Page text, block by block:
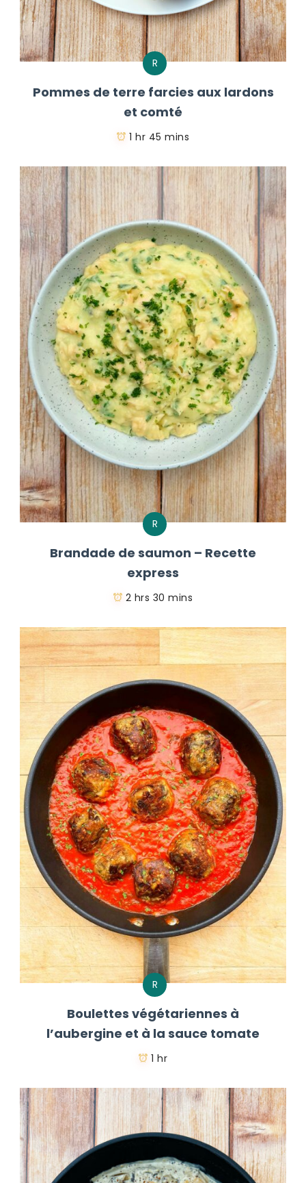
R
Pommes de terre farcies aux lardons
et comté
1 hr 45 mins
R
Brandade de saumon – Recette
express
2 hrs 30 mins
R
Boulettes végétariennes à
l’aubergine et à la sauce tomate
1 hr